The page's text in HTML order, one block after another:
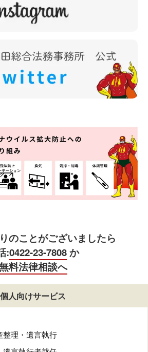
のことがございましたら
:0422-23-7808か
料法律相談へ
個人向けサービス
整理・遺言執行